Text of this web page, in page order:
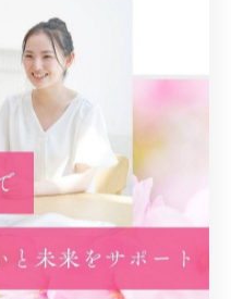
成婚者
魅力
友人
リー 女性 人生観
ッチング 満足
頼感 支援